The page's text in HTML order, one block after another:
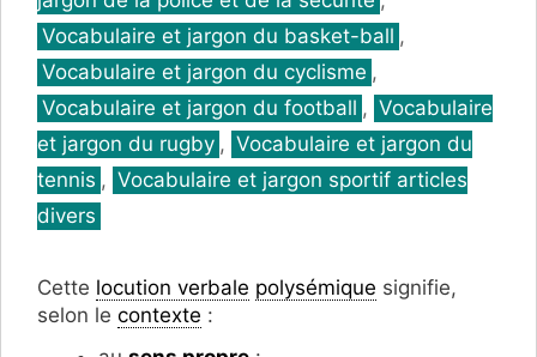
Vocabulaire et jargon du basket-ball ,
Vocabulaire et jargon du cyclisme ,
Vocabulaire et jargon du football , Vocabulaire
et jargon du rugby , Vocabulaire et jargon du
tennis , Vocabulaire et jargon sportif articles
divers
Cette locution verbale polysémique signifie,
selon le contexte :